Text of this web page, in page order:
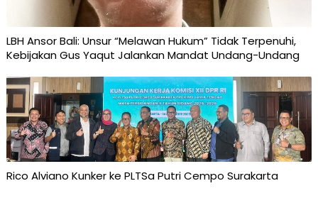
LBH Ansor Bali: Unsur “Melawan Hukum” Tidak Terpenuhi,
Kebijakan Gus Yaqut Jalankan Mandat Undang-Undang
Rico Alviano Kunker ke PLTSa Putri Cempo Surakarta